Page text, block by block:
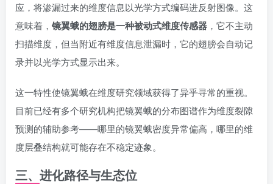
应，将渗漏过来的维度信息以光学方式编码进反射图像。这
意味着， 镜翼蛾的翅膀是一种被动式维度传感器 ，它不主动
扫描维度，但当附近有维度信息泄漏时，它的翅膀会自动记
录并以光学方式显示出来。
这一特性使镜翼蛾在维度研究领域获得了异乎寻常的重视。
目前已经有多个研究机构把镜翼蛾的分布图谱作为维度裂隙
预测的辅助参考——哪里的镜翼蛾密度异常偏高，哪里的维
度层叠结构就可能存在不稳定迹象。
三、进化路径与生态位